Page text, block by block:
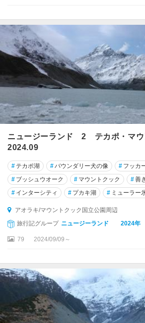
ニュージーランド 2 テカポ・マ
2024.09
# テカポ湖 #バウンダリー犬の像 # フッカ
# ブッシュウオーク # マウントクック #善
# インターシティ # プカキ湖 # ミューラー
アオラキ/マウントクック国立公園周辺
旅行記グループ ニュージーランド 2024年
79 2024/09/09～